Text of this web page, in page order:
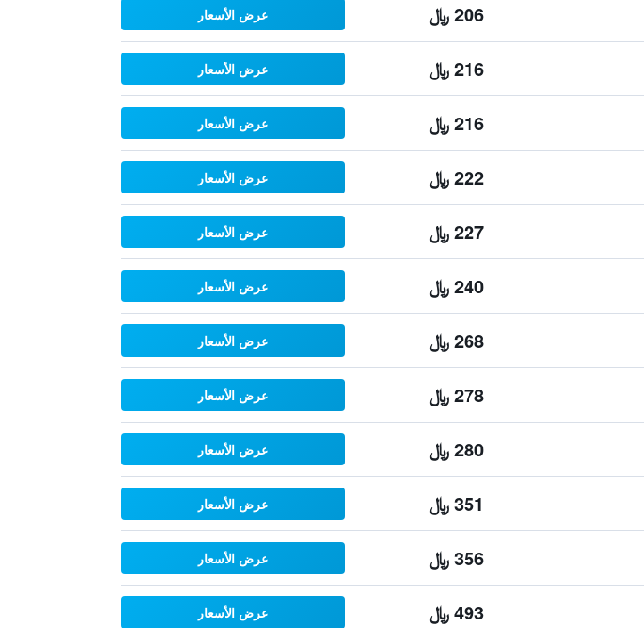
206 ﷼ عرض الأسعار
216 ﷼ عرض الأسعار
216 ﷼ عرض الأسعار
222 ﷼ عرض الأسعار
227 ﷼ عرض الأسعار
240 ﷼ عرض الأسعار
268 ﷼ عرض الأسعار
278 ﷼ عرض الأسعار
280 ﷼ عرض الأسعار
351 ﷼ عرض الأسعار
356 ﷼ عرض الأسعار
493 ﷼ عرض الأسعار